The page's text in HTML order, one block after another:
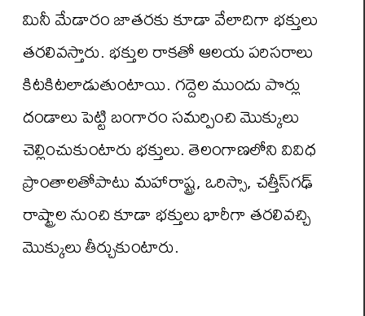
మినీ మేడారం జాతరకు కూడా వేలాదిగా భక్తులు
తరలివస్తారు. భక్తుల రాకతో ఆలయ పరిసరాలు
కిటకిటలాడుతుంటాయి. గద్దెల ముందు పొర్లు
దండాలు పెట్టి బంగారం సమర్పించి మొక్కులు
చెల్లించుకుంటారు భక్తులు. తెలంగాణలోని వివిధ
ప్రాంతాలతోపాటు మహారాష్ట్ర, ఒరిస్సా, చత్తీస్‌గఢ్
రాష్ట్రాల నుంచి కూడా భక్తులు భారీగా తరలివచ్చి
మొక్కులు తీర్చుకుంటారు.